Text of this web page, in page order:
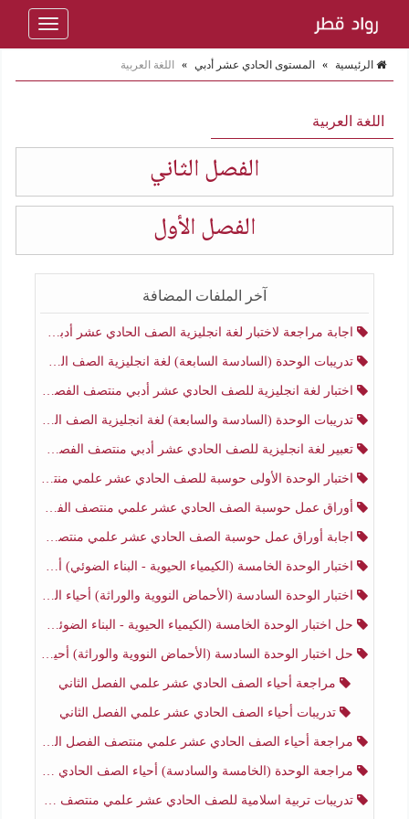
Toggle
الرئيسية » المستوى الحادي عشر أدبي » اللغة العربية
اللغة العربية
الفصل الثاني
الفصل الأول
آخر الملفات المضافة
اجابة مراجعة لاختبار لغة انجليزية الصف الحادي عشر أدبي منتصف الفصل الثاني
تدريبات الوحدة (السادسة السابعة) لغة انجليزية الصف الحادي عشر أدبي منتصف الفصل الثاني
اختبار لغة انجليزية للصف الحادي عشر أدبي منتصف الفصل الثاني
تدريبات الوحدة (السادسة والسابعة) لغة انجليزية الصف الحادي عشر أدبي الفصل الثاني
تعبير لغة انجليزية للصف الحادي عشر أدبي منتصف الفصل الثاني
اختبار الوحدة الأولى حوسبة للصف الحادي عشر علمي منتصف الفصل الثاني
أوراق عمل حوسبة الصف الحادي عشر علمي منتصف الفصل الثاني
اجابة أوراق عمل حوسبة الصف الحادي عشر علمي منتصف الفصل الثاني
اختبار الوحدة الخامسة (الكيمياء الحيوية - البناء الضوئي) أحياء الصف الحادي عشر علمي الفصل الثاني
اختبار الوحدة السادسة (الأحماض النووية والوراثة) أحياء الصف الحادي عشر علمي منتصف الفصل الثاني
حل اختبار الوحدة الخامسة (الكيمياء الحيوية - البناء الضوئي) أحياء الصف الحادي عشر علمي الفصل الثاني
حل اختبار الوحدة السادسة (الأحماض النووية والوراثة) أحياء الصف الحادي عشر علمي منتصف الفصل الثاني
مراجعة أحياء الصف الحادي عشر علمي الفصل الثاني
تدريبات أحياء الصف الحادي عشر علمي الفصل الثاني
مراجعة أحياء الصف الحادي عشر علمي منتصف الفصل الثاني
مراجعة الوحدة (الخامسة والسادسة) أحياء الصف الحادي عشر علمي منتصف الفصل الثاني
تدريبات تربية اسلامية للصف الحادي عشر علمي منتصف الفصل الثاني